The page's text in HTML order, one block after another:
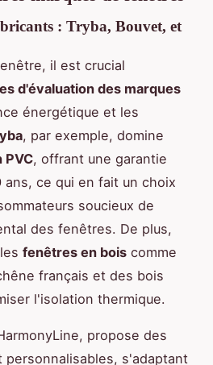
: Tryba, Bouvet, et
il est crucial
d'évaluation des marques
énergétique et les
, par exemple, domine
PVC, offrant une garantie
ce qui en fait un choix
soucieux de
des fenêtres. De plus,
fenêtres en bois comme
français et des bois
l'isolation thermique.
propose des
s'adaptant